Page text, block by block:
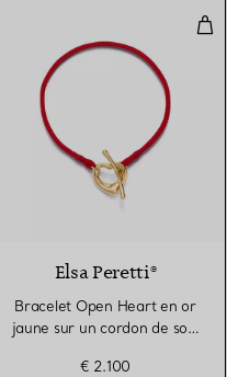
d’oreilles en or blanc
Elsa Peretti®
Bracelet Open Heart en or
jaune sur un cordon de soie
€ 2.100